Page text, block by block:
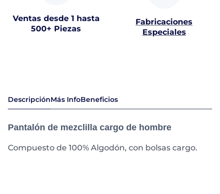
Ventas desde 1 hasta
500+ Piezas
Fabricaciones
Especiales
DescripciónMás InfoBeneficios
Pantalón de mezclilla cargo de hombre
Compuesto de 100% Algodón, con bolsas cargo.